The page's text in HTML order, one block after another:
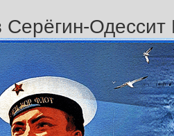
Серёгин-